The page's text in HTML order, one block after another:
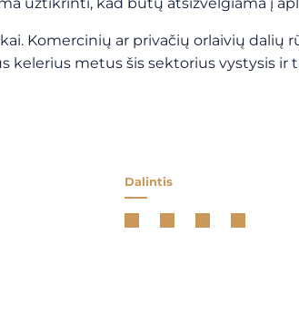
Komercinių ar privačių orlaivių dalių
metus šis sektorius vystysis
Dalintis